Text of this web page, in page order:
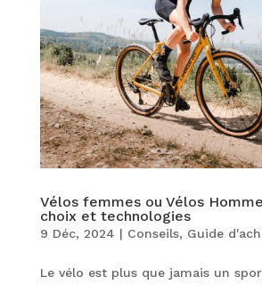
Vélos femmes ou Vélos
choix et technologies
9 Déc, 2024 | Conseils, Guide
Le vélo est plus que jamais un